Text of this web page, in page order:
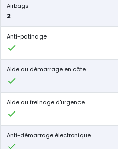
Airbags
2
Anti-patinage
Aide au démarrage en côte
Aide au freinage d'urgence
Anti-démarrage électronique